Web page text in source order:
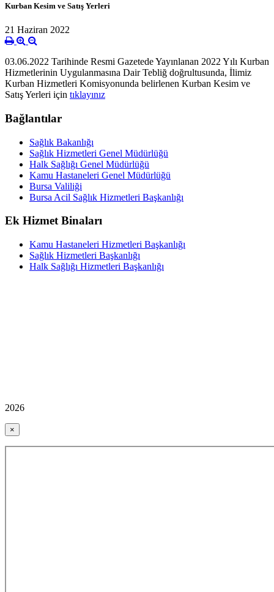
Kurban Kesim ve Satış Yerleri
21 Haziran 2022
03.06.2022 Tarihinde Resmi Gazetede Yayınlanan 2022 Yılı Kurban
Hizmetlerinin Uygulanmasına Dair Tebliğ doğrultusunda, İlimiz
Kurban Hizmetleri Komisyonunda belirlenen Kurban Kesim ve
Satış Yerleri için tıklayınız
Bağlantılar
Sağlık Bakanlığı
Sağlık Hizmetleri Genel Müdürlüğü
Halk Sağlığı Genel Müdürlüğü
Kamu Hastaneleri Genel Müdürlüğü
Bursa Valiliği
Bursa Acil Sağlık Hizmetleri Başkanlığı
Ek Hizmet Binaları
Kamu Hastaneleri Hizmetleri Başkanlığı
Sağlık Hizmetleri Başkanlığı
Halk Sağlığı Hizmetleri Başkanlığı
2026
×